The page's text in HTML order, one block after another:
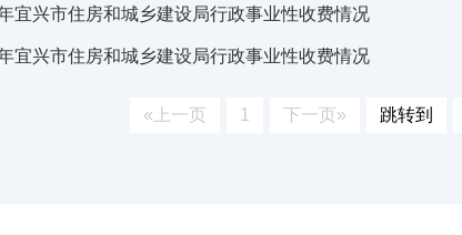
宜兴市住房和城乡建设局行政事业性收费情况
宜兴市住房和城乡建设局行政事业性收费情况
«上一页 1 下一页» 跳转到